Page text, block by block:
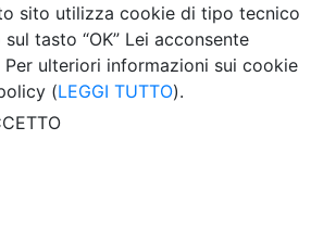
sito utilizza cookie di tipo tecnico
tasto “OK” Lei acconsente
Per ulteriori informazioni sui cookie
(LEGGI TUTTO).